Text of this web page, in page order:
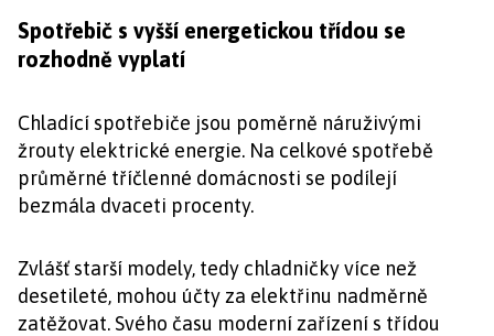
Spotřebič s vyšší energetickou třídou se
rozhodně vyplatí
Chladící spotřebiče jsou poměrně náruživými
žrouty elektrické energie. Na celkové spotřebě
průměrné tříčlenné domácnosti se podílejí
bezmála dvaceti procenty.
Zvlášť starší modely, tedy chladničky více než
desetileté, mohou účty za elektřinu nadměrně
zatěžovat. Svého času moderní zařízení s třídou